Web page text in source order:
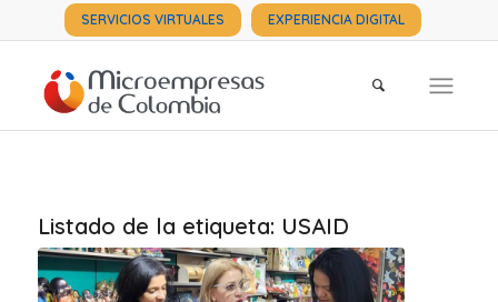
SERVICIOS VIRTUALES EXPERIENCIA DIGITAL
Listado de la etiqueta: USAID